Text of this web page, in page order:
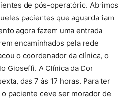
de pós-operatório. Abrimos
pacientes que aguardariam
agora fazem uma entrada
encaminhados pela rede
o coordenador da clínica, o
Gioseffi. A Clínica da Dor
das 7 às 17 horas. Para ter
paciente deve ser morador de